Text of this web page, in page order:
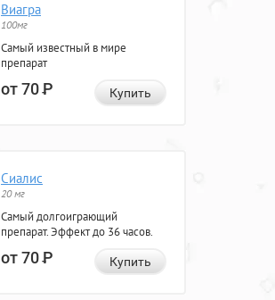
Виагра
100мг
Самый известный в мире
препарат
от 70Р Купить
Сиалис
20 мг
Самый долгоиграющий
препарат. Эффект до 36 часов.
от 70Р Купить